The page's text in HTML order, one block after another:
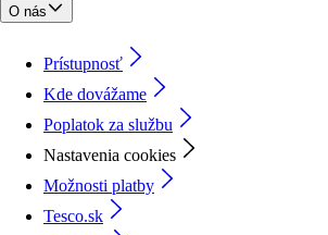
O nás
Prístupnosť
Kde dovážame
Poplatok za službu
Nastavenia cookies
Možnosti platby
Tesco.sk